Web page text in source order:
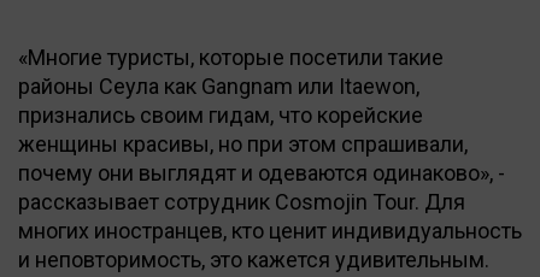
«Многие туристы, которые посетили такие
районы Сеула как Gangnam или Itaewon,
признались своим гидам, что корейские
женщины красивы, но при этом спрашивали,
почему они выглядят и одеваются одинаково», -
рассказывает сотрудник Cosmojin Tour. Для
многих иностранцев, кто ценит индивидуальность
и неповторимость, это кажется удивительным.